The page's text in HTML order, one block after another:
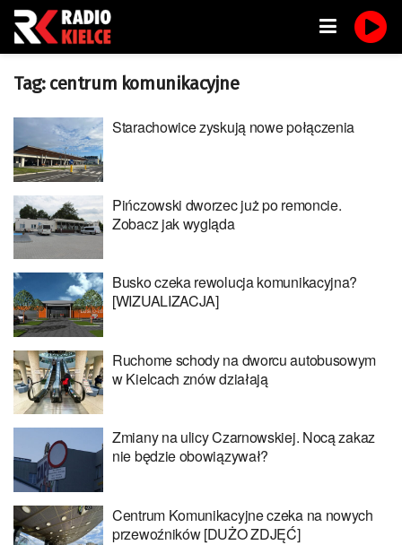
Tag: centrum komunikacyjne
Starachowice zyskują nowe połączenia
Pińczowski dworzec już po remoncie.
Zobacz jak wygląda
Busko czeka rewolucja komunikacyjna?
[WIZUALIZACJA]
Ruchome schody na dworcu autobusowym
w Kielcach znów działają
Zmiany na ulicy Czarnowskiej. Nocą zakaz
nie będzie obowiązywał?
Centrum Komunikacyjne czeka na nowych
przewoźników [DUŻO ZDJĘĆ]